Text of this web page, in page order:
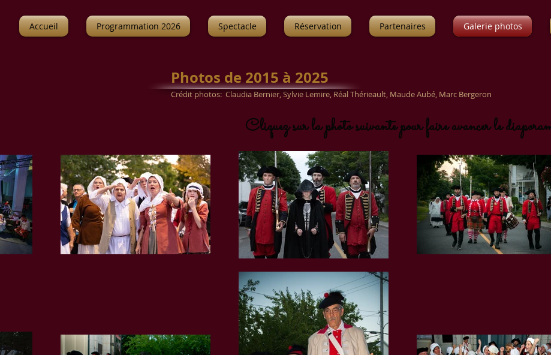
Accueil Programmation 2026 Spectacle Réservation Partenaires Galerie photos
Crédit photos: Claudia Bernier, Sylvie Lemire, Réal Thérieault, Maude Aubé, Marc Bergeron
Photos de 2015 à 2025
Cliquez sur la photo suivante pour faire avancer le